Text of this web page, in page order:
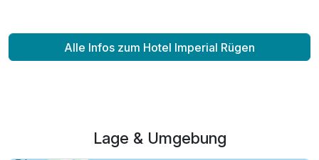
Alle Infos zum Hotel Imperial Rügen
Lage & Umgebung